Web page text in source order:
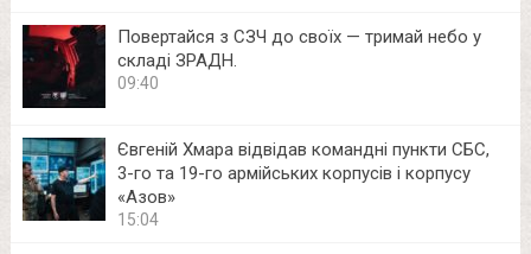
Повертайся з СЗЧ до своїх — тримай небо у
складі ЗРАДН.
09:40
Євгеній Хмара відвідав командні пункти СБС,
3-го та 19-го армійських корпусів і корпусу
«Азов»
15:04